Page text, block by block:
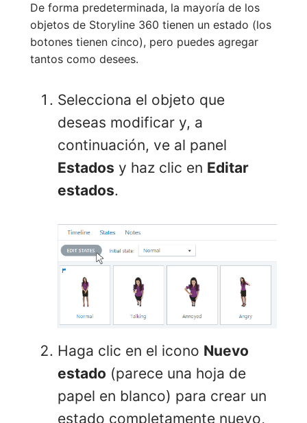
De forma predeterminada, la mayoría de los
objetos de Storyline 360 tienen un estado (los
botones tienen cinco), pero puedes agregar
tantos como desees.
Selecciona el objeto que
deseas modificar y, a
continuación, ve al panel
Estados y haz clic en Editar
estados.
Haga clic en el icono Nuevo
estado (parece una hoja de
papel en blanco) para crear un
estado completamente nuevo,